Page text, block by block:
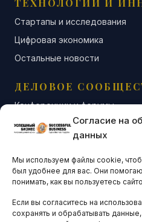
Согласие на
данных
Мы используем файлы cookie,
был удобнее для вас. Они
понимать, как вы пользуетесь
Если вы согласитесь на
сохранять и обрабатывать
ТЕХНОЛОГИИ И
Стартапы и исследования
Цифровая экономика
Остальные новости
ДЕЛОВОЕ
Конференции и форумы
Бизнес-клубы и ассоциации
Остальные новости
АНАЛИТИКА И
ARTICLES IN